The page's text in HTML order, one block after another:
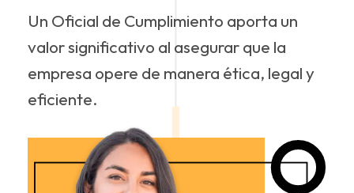
Un Oficial de Cumplimiento aporta un
valor significativo al asegurar que la
empresa opere de manera ética, legal y
eficiente.